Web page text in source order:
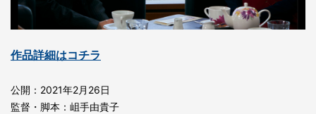
作品詳細はコチラ
公開：2021年2月26日
監督・脚本：岨手由貴子